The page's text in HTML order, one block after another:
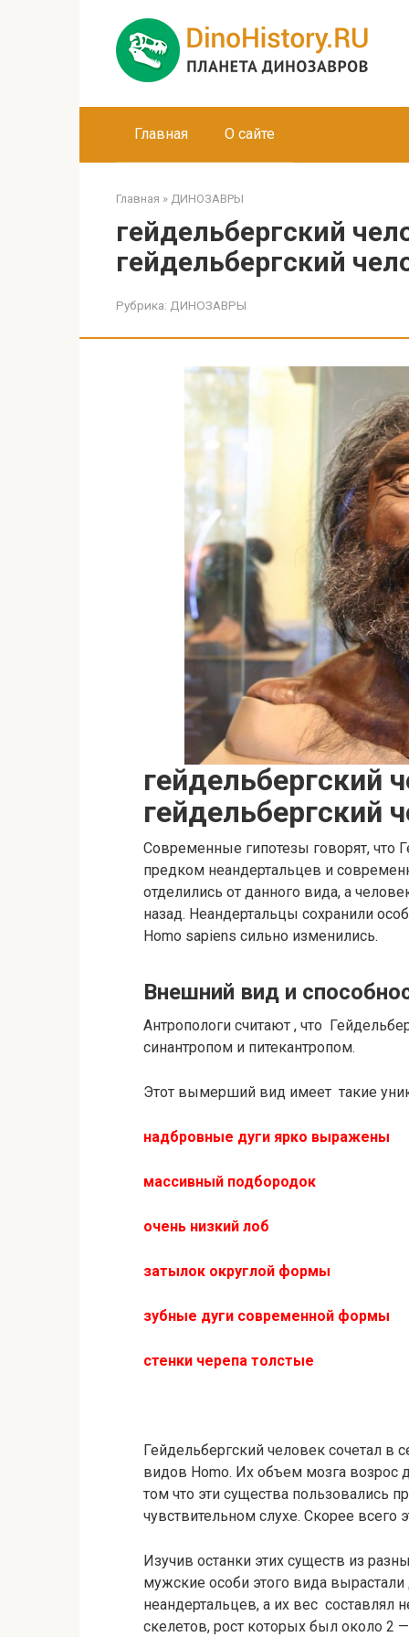
Главная О сайте
Главная » ДИНОЗАВРЫ
гейдельбергский
гейдельбергский
Рубрика: ДИНОЗАВРЫ
гейдельбергский
гейдельбергский
Современные гипотезы говорят, что
предком неандертальцев и
отделились от данного вида, а
назад. Неандертальцы сохранили
Homo sapiens сильно изменились.
Внешний вид и
Антропологи считают , что
синантропом и питекантропом.
Этот вымерший вид имеет такие
надбровные дуги ярко выражены
массивный подбородок
очень низкий лоб
затылок округлой формы
зубные дуги современной формы
стенки черепа толстые
Гейдельбергский человек сочетал в
видов Homo. Их объем мозга возрос
том что эти существа пользовались
чувствительном слухе. Скорее
Изучив останки этих существ из
мужские особи этого вида
неандертальцев, а их вес составлял
скелетов, рост которых был около 2